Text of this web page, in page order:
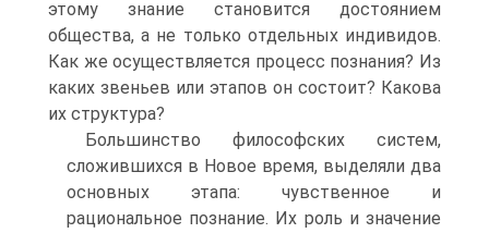
этому знание становится достоянием
общества, а не только отдельных индивидов.
Как же осуществляется процесс познания? Из
каких звеньев или этапов он состоит? Какова
их структура?
Большинство философских систем,
сложившихся в Новое время, выделяли два
основных этапа: чувственное и
рациональное познание. Их роль и значение